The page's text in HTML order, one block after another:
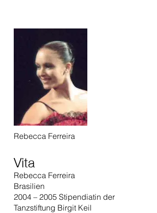
Rebecca Ferreira
Vita
Rebecca Ferreira
Brasilien
2004 – 2005 Stipendiatin der
Tanzstiftung Birgit Keil